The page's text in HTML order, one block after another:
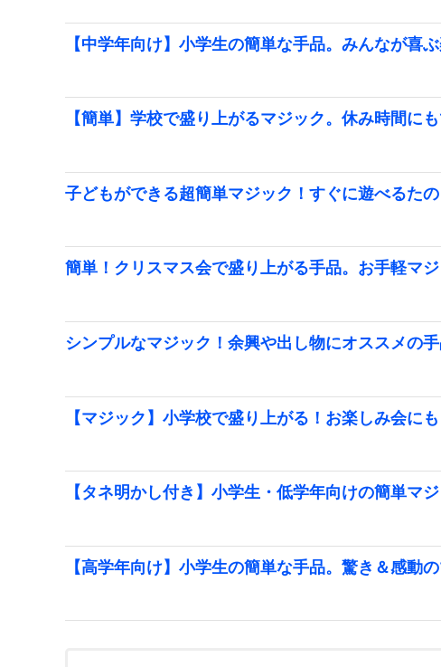
【中学年向け】小学生の簡単な手品。みんなが喜
【簡単】学校で盛り上がるマジック。休み時間に
子どもができる超簡単マジック！すぐに遊べるた
簡単！クリスマス会で盛り上がる手品。お手軽マ
シンプルなマジック！余興や出し物にオススメの
【マジック】小学校で盛り上がる！お楽しみ会に
【タネ明かし付き】小学生・低学年向けの簡単マ
【高学年向け】小学生の簡単な手品。驚き＆感動